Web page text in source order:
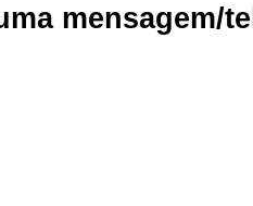
mensagem/